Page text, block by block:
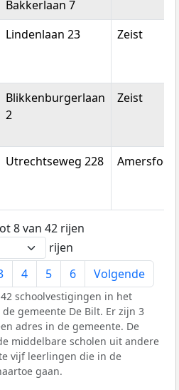
Bakkerlaan 7
Lindenlaan 23 Zeist
Blikkenburgerlaan
2
Zeist
Utrechtseweg 228 Amersfoort
8 van 42 rijen
rijen
4 5 6 Volgende
schoolvestigingen in het
gemeente De Bilt. Er zijn 3
adres in de gemeente. De
middelbare scholen uit andere
vijf leerlingen die in de
gaan.